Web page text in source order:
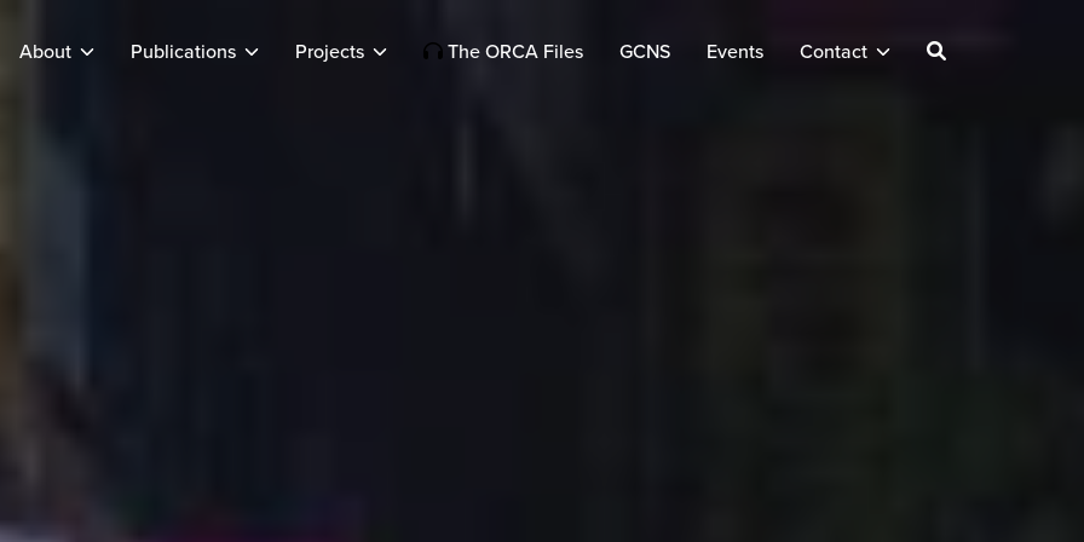
About Publications Projects The ORCA Files GCNS Events Contact